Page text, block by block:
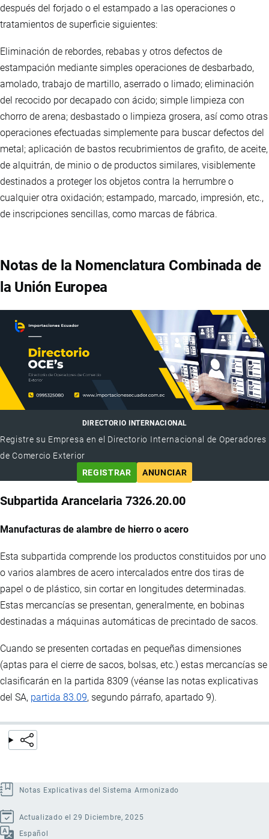
después del forjado o el estampado a las operaciones o
tratamientos de superficie siguientes:
Eliminación de rebordes, rebabas y otros defectos de
estampación mediante simples operaciones de desbarbado,
amolado, trabajo de martillo, aserrado o limado; eliminación
del recocido por decapado con ácido; simple limpieza con
chorro de arena; desbastado o limpieza grosera, así como otras
operaciones efectuadas simplemente para buscar defectos del
metal; aplicación de bastos recubrimientos de grafito, de aceite,
de alquitrán, de minio o de productos similares, visiblemente
destinados a proteger los objetos contra la herrumbre o
cualquier otra oxidación; estampado, marcado, impresión, etc.,
de inscripciones sencillas, como marcas de fábrica.
Notas de la Nomenclatura Combinada de
la Unión Europea
DIRECTORIO INTERNACIONAL
Registre su Empresa en el Directorio Internacional de Operadores
de Comercio Exterior
REGISTRAR
ANUNCIAR
Subpartida Arancelaria 7326.20.00
Manufacturas de alambre de hierro o acero
Esta subpartida comprende los productos constituidos por uno
o varios alambres de acero intercalados entre dos tiras de
papel o de plástico, sin cortar en longitudes determinadas.
Estas mercancías se presentan, generalmente, en bobinas
destinadas a máquinas automáticas de precintado de sacos.
Cuando se presenten cortadas en pequeñas dimensiones
(aptas para el cierre de sacos, bolsas, etc.) estas mercancías se
clasificarán en la partida 8309 (véanse las notas explicativas
del SA, partida 83.09, segundo párrafo, apartado 9).
Notas Explicativas del Sistema Armonizado
Actualizado el 29 Diciembre, 2025
Español